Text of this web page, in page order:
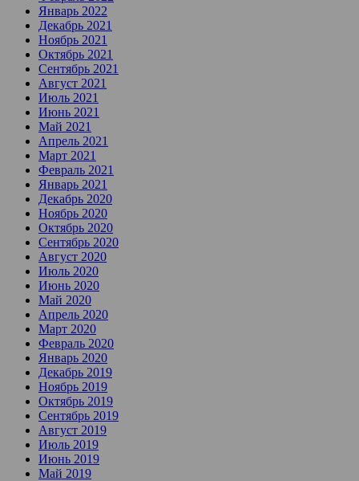
Январь 2022
Декабрь 2021
Ноябрь 2021
Октябрь 2021
Сентябрь 2021
Август 2021
Июль 2021
Июнь 2021
Май 2021
Апрель 2021
Март 2021
Февраль 2021
Январь 2021
Декабрь 2020
Ноябрь 2020
Октябрь 2020
Сентябрь 2020
Август 2020
Июль 2020
Июнь 2020
Май 2020
Апрель 2020
Март 2020
Февраль 2020
Январь 2020
Декабрь 2019
Ноябрь 2019
Октябрь 2019
Сентябрь 2019
Август 2019
Июль 2019
Июнь 2019
Май 2019